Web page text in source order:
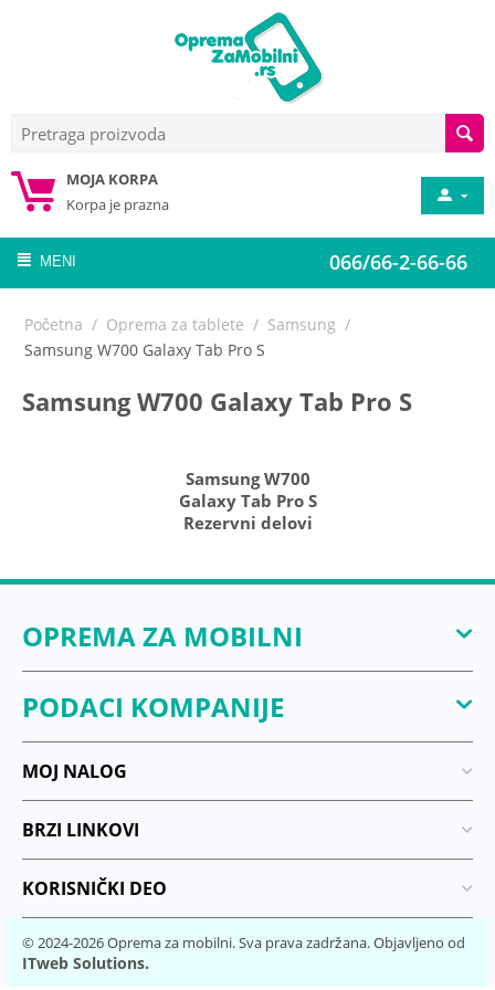
MOJA KORPA
Korpa je prazna
066/66-2-66-66
MENI
Početna / Oprema za tablete / Samsung /
Samsung W700 Galaxy Tab Pro S
Samsung W700 Galaxy Tab Pro S
Samsung W700
Galaxy Tab Pro S
Rezervni delovi
OPREMA ZA MOBILNI
PODACI KOMPANIJE
MOJ NALOG
BRZI LINKOVI
KORISNIČKI DEO
© 2024-2026 Oprema za mobilni. Sva prava zadržana. Objavljeno od
ITweb Solutions.